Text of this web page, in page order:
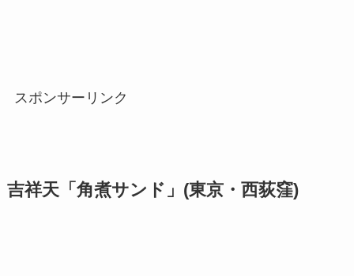
スポンサーリンク
吉祥天「角煮サンド」(東京・西荻窪)